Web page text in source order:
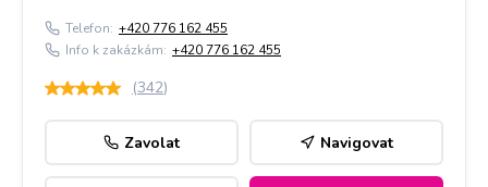
Telefon: +420 776 162 455
Info k zakázkám: +420 776 162 455
(342)
Zavolat Navigovat